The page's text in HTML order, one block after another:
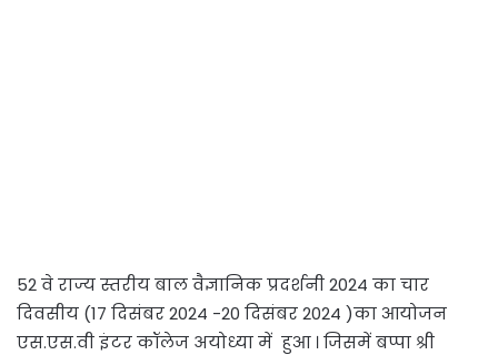
52 वे राज्य स्तरीय बाल वैज्ञानिक प्रदर्शनी 2024 का चार
दिवसीय (17 दिसंबर 2024 -20 दिसंबर 2024 )का आयोजन
एस.एस.वी इंटर कॉलेज अयोध्या में हुआ । जिसमें बप्पा श्री